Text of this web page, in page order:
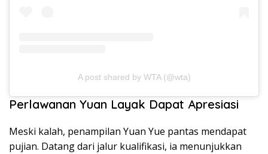
A post shared by WTA (@wta)
Perlawanan Yuan Layak Dapat Apresiasi
Meski kalah, penampilan Yuan Yue pantas mendapat
pujian. Datang dari jalur kualifikasi, ia menunjukkan